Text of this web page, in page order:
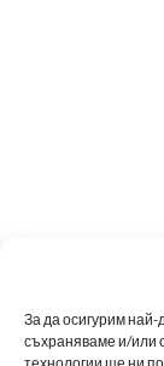
За да осигурим най-
съхраняваме и/или